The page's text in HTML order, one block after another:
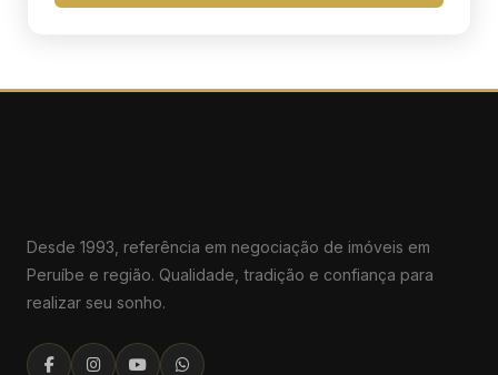
Desde 1993, referência em negociação de imóveis em
Peruíbe e região. Qualidade, tradição e confiança para
realizar seu sonho.